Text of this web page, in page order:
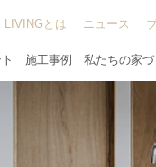
LIVINGとは ニュース
施工事例 私たちの家づ